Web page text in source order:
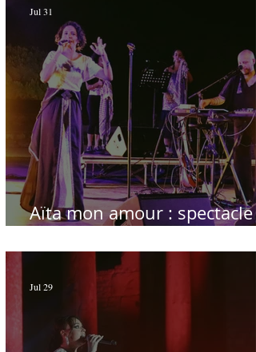
Aïta mon amour : spectacle
Jul 31
Jul 29